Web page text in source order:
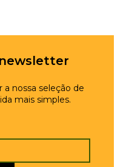
a nossa seleção de
mais simples.